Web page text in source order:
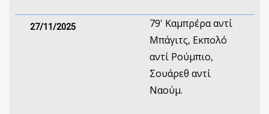
27/11/2025
79' Καμπρέρα αντί
Μπάγιτς, Εκπολό
αντί Ρούμπιο,
Σουάρεθ αντί
Ναούμ.